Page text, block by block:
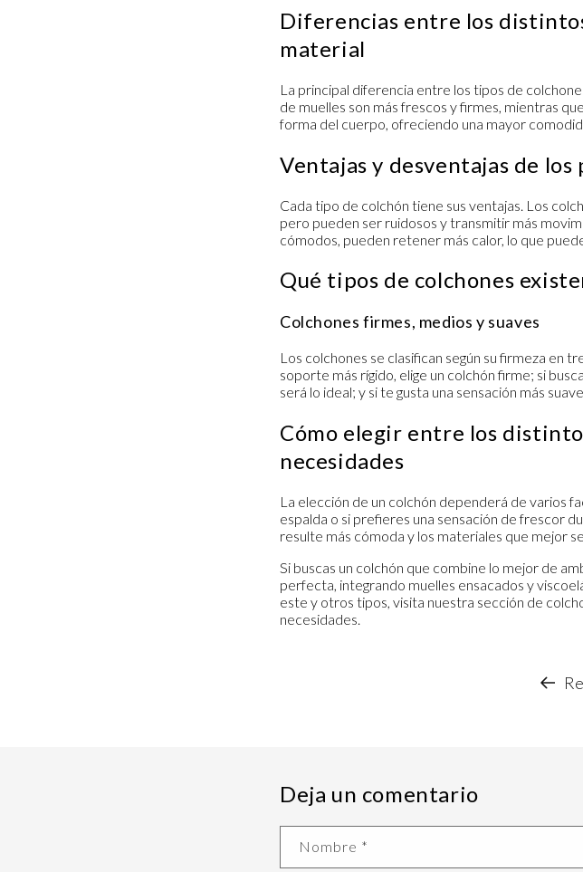
Diferencias entre los
material
La principal diferencia entre los tipos de
de muelles son más frescos y firmes, mientras
forma del cuerpo, ofreciendo una mayor
Ventajas y desventajas de
Cada tipo de colchón tiene sus ventajas. Los
pero pueden ser ruidosos y transmitir más
cómodos, pueden retener más calor, lo que
Qué tipos de colchones
Colchones firmes, medios y suaves
Los colchones se clasifican según sufirmeza en
soporte más rígido, elige un colchón firme; si
será lo ideal; y si te gusta una sensación más
Cómo elegir entre los
necesidades
La elección de un colchón dependerá de varios
espalda o si prefieres una sensación de frescor
resulte más cómoda y los materiales que mejor
Si buscas un colchón que combine lo mejor de
perfecta, integrando muelles ensacados y
este y otros tipos, visita nuestra sección de
necesidades.
Deja un comentario
Nombre *